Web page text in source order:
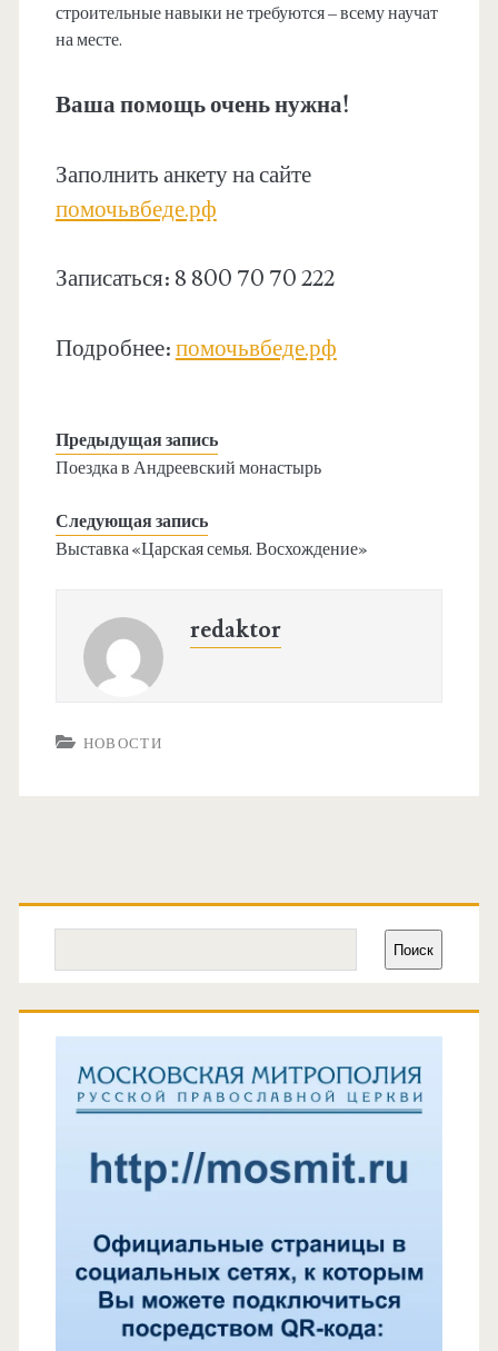
строительные навыки не требуются – всему научат
на месте.
Ваша помощь очень нужна!
Заполнить анкету на сайте
помочьвбеде.рф
Записаться: 8 800 70 70 222
Подробнее:помочьвбеде.рф
Предыдущая запись
Поездка в Андреевский монастырь
Следующая запись
Выставка «Царская семья. Восхождение»
redaktor
НОВОСТИ
Основная
боковая
панель
Поиск